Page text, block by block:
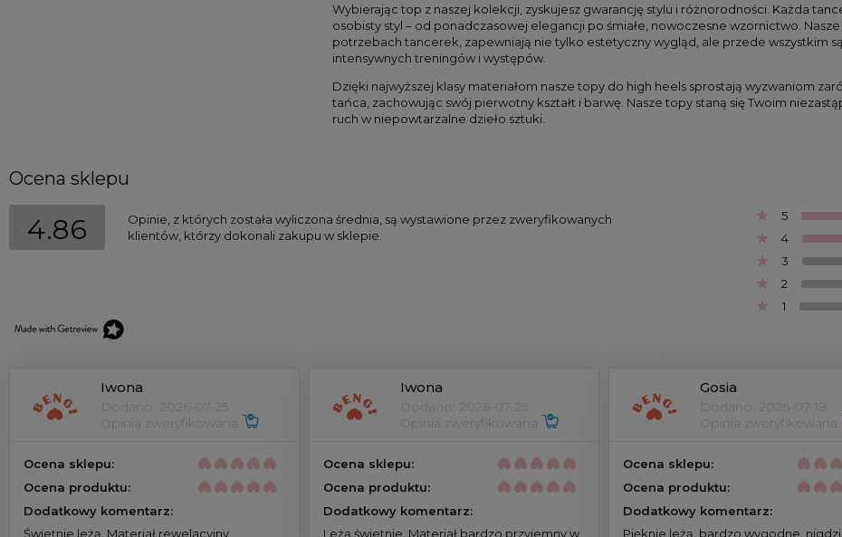
Wybierając top z naszej kolekcji, zyskujesz gwarancję stylu i różnorodności. Każda
osobisty styl – od ponadczasowej elegancji po śmiałe, nowoczesne wzornictwo.
potrzebach tancerek, zapewniają nie tylko estetyczny wygląd, ale przede wszystkim
intensywnych treningów i występów.
Dzięki najwyższej klasy materiałom nasze topy do high heels sprostają wyzwaniom
tańca, zachowując swój pierwotny kształt i barwę. Nasze topy staną się Twoim
ruch w niepowtarzalne dzieło sztuki.
Ocena sklepu
4.86
Opinie, z których została wyliczona średnia, są wystawione przez zweryfikowanych
klientów, którzy dokonali zakupu w sklepie.
5
4
3
2
1
Iwona
Dodano: 2026-07-25
Opinia zweryfikowana
Ocena sklepu:
Ocena produktu:
Dodatkowy komentarz:
Świetnie leżą. Materiał rewelacyjny
Iwona
Dodano: 2026-07-25
Opinia zweryfikowana
Ocena sklepu:
Ocena produktu:
Dodatkowy komentarz:
Leżą świetnie. Materiał bardzo przyjemny w
Gosia
Dodano: 2026-07-18
Opinia zweryfikowana
Ocena sklepu:
Ocena produktu:
Dodatkowy komentarz:
Pięknie leżą, bardzo wygodne,